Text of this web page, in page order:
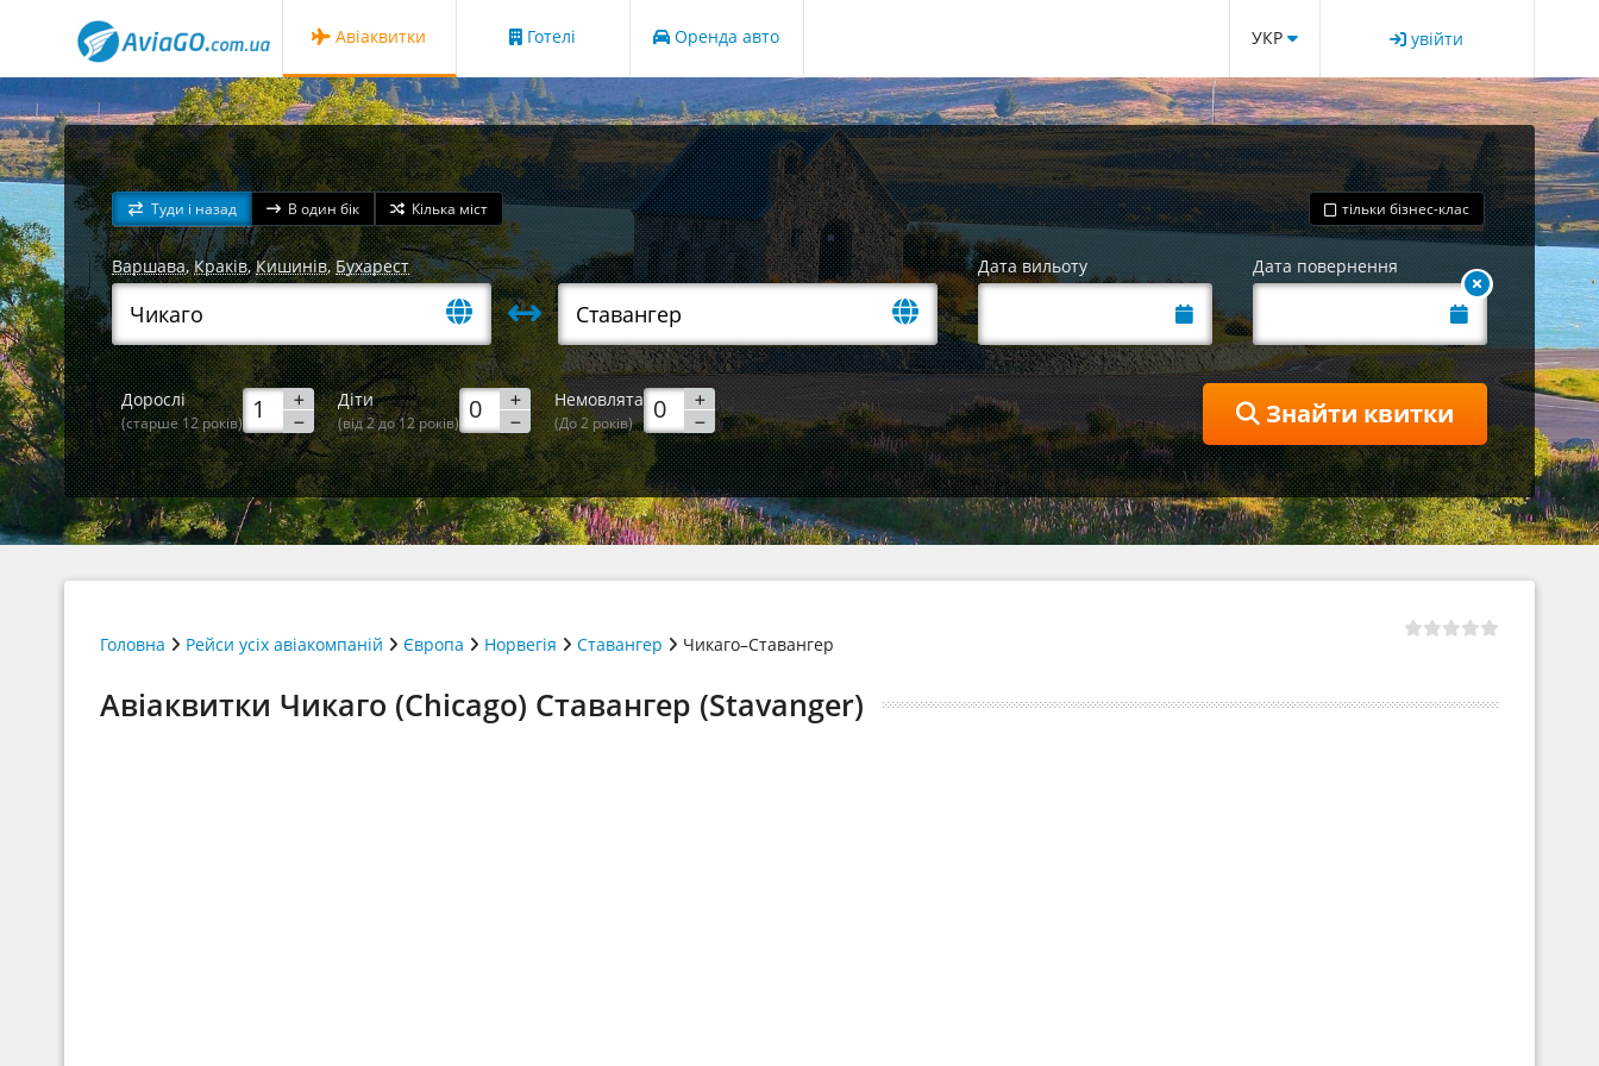
Авіаквитки Готелі Оренда авто УКР увійти
Туди і назад В один бік Кілька міст тільки бізнес-клас
Варшава,Краків,Кишинів,Бухарест Дата вильоту Дата повернення
Дорослі
(старше 12 років)
Діти
(від 2 до 12 років)
Немовлята
(До 2 років) Знайти квитки
Головна Рейси усіх авіакомпаній Європа Норвегія Ставангер Чикаго–Ставангер
Авіаквитки Чикаго (Chicago) Ставангер (Stavanger)